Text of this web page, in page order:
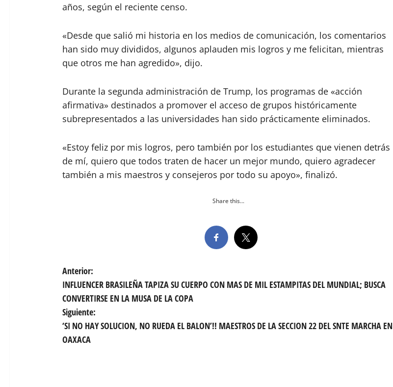
años, según el reciente censo.
«Desde que salió mi historia en los medios de comunicación, los comentarios
han sido muy divididos, algunos aplauden mis logros y me felicitan, mientras
que otros me han agredido», dijo.
Durante la segunda administración de Trump, los programas de «acción
afirmativa» destinados a promover el acceso de grupos históricamente
subrepresentados a las universidades han sido prácticamente eliminados.
«Estoy feliz por mis logros, pero también por los estudiantes que vienen detrás
de mí, quiero que todos traten de hacer un mejor mundo, quiero agradecer
también a mis maestros y consejeros por todo su apoyo», finalizó.
Share this...
N
a
v
e
Anterior:
INFLUENCER BRASILEÑA TAPIZA SU CUERPO CON MAS DE MIL ESTAMPITAS DEL MUNDIAL; BUSCA
CONVERTIRSE EN LA MUSA DE LA COPA
Siguiente:
‘SI NO HAY SOLUCION, NO RUEDA EL BALON’!! MAESTROS DE LA SECCION 22 DEL SNTE MARCHA EN
OAXACA